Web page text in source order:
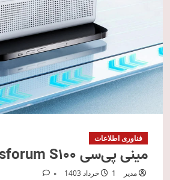
فناوری اطلاعات
مینی پی‌سی Minisforum S100
مدیر 1 خرداد 1403 0